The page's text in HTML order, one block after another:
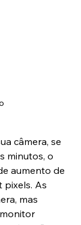
câmera, se
minutos, o
aumento de
As
mas